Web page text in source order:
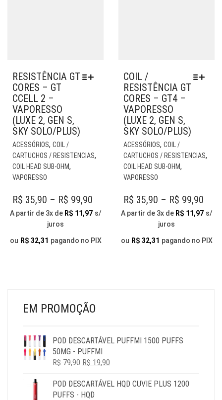
RESISTÊNCIA GT
CORES – GT
CCELL 2 –
VAPORESSO
(LUXE 2, GEN S,
SKY SOLO/PLUS)
ACESSÓRIOS, COIL /
CARTUCHOS / RESISTENCIAS,
COIL HEAD SUB-OHM,
VAPORESSO
PRODUTO
PODEM
ESCOLHIDAS
R$ 35,90 – R$ 99,90
RANGE:
THROUGH
A partir de 3x de R$ 11,97 s/
juros
ou R$ 32,31 pagando no PIX
COIL /
RESISTÊNCIA GT
CORES – GT4 –
VAPORESSO
(LUXE 2, GEN S,
SKY SOLO/PLUS)
ACESSÓRIOS, COIL /
CARTUCHOS / RESISTENCIAS,
COIL HEAD SUB-OHM,
VAPORESSO
R$ 35,90 – R$ 99,90
A partir de 3x de R$ 11,97 s/
juros
ou R$ 32,31 pagando no PIX
EM PROMOÇÃO
POD DESCARTÁVEL PUFFMI 1500 PUFFS
50MG - PUFFMI
R$79,90 O
ORIGINAL
ERA:
R$ 19,90
ATUAL
POD DESCARTÁVEL HQD CUVIE PLUS 1200
PUFFS - HQD